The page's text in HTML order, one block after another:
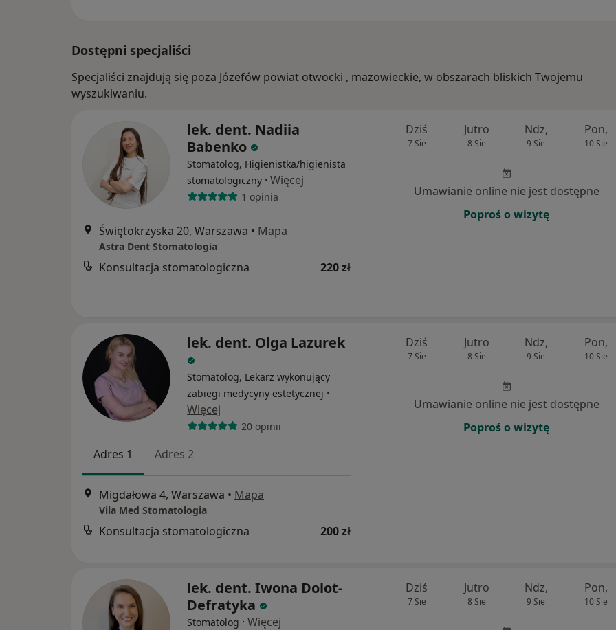
Dostępni specjaliści
Specjaliści znajdują się poza Józefów powiat otwocki , mazowieckie, w obszarach bliskich Twojemu
wyszukiwaniu.
lek. dent. Nadiia
Babenko
Stomatolog, Higienistka/higienista
stomatologiczny · Więcej
1 opinia
Świętokrzyska 20, Warszawa • Mapa
Astra Dent Stomatologia
Konsultacja stomatologiczna 220 zł
Dziś
7 Sie
Jutro
8 Sie
Ndz,
9 Sie
Pon,
10 Sie
Umawianie online nie jest dostępne
Poproś o wizytę
lek. dent. Olga Lazurek
Stomatolog, Lekarz wykonujący
zabiegi medycyny estetycznej ·
Więcej
20 opinii
Adres 1 Adres 2
Migdałowa 4, Warszawa • Mapa
Vila Med Stomatologia
Konsultacja stomatologiczna 200 zł
Dziś
7 Sie
Jutro
8 Sie
Ndz,
9 Sie
Pon,
10 Sie
Umawianie online nie jest dostępne
Poproś o wizytę
lek. dent. Iwona Dolot-
Defratyka
Stomatolog · Więcej
Dziś
7 Sie
Jutro
8 Sie
Ndz,
9 Sie
Pon,
10 Sie